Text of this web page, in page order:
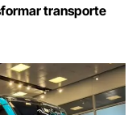
transporte